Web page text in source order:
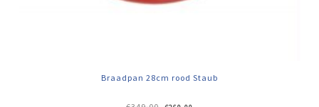
Braadpan 28cm rood Staub
Oorspronkelijke